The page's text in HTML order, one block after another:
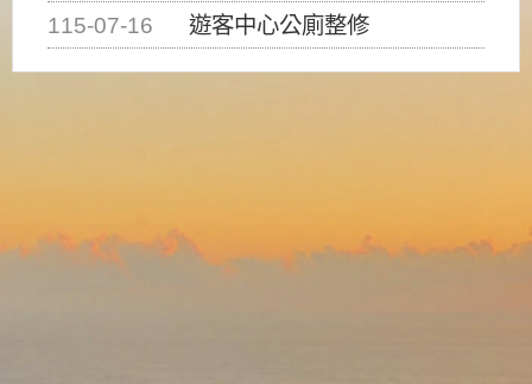
115-07-16
遊客中心公廁整修